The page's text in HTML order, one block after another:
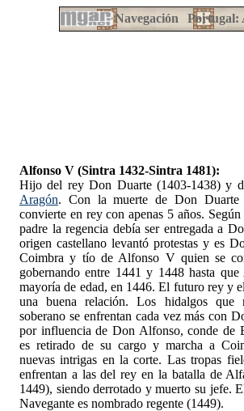
Navegación Portugal:
Alfonso V (Sintra 1432-Sintra 1481):
Hijo del rey Don Duarte (1403-1438) y
Aragón. Con la muerte de Don Duarte
convierte en rey con apenas 5 años. Según
padre la regencia debía ser entregada a
origen castellano levantó protestas y es
Coimbra y tío de Alfonso V quien se
gobernando entre 1441 y 1448 hasta
mayoría de edad, en 1446. El futuro rey y
una buena relación. Los hidalgos que
soberano se enfrentan cada vez más con
por influencia de Don Alfonso, conde de
es retirado de su cargo y marcha a
nuevas intrigas en la corte. Las tropas
enfrentan a las del rey en la batalla de
1449), siendo derrotado y muerto su jefe.
Navegante es nombrado regente (1449).